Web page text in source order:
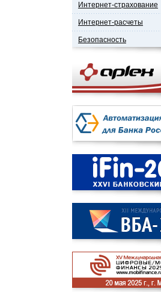
Интернет-страхование
Интернет-расчеты
Безопасность